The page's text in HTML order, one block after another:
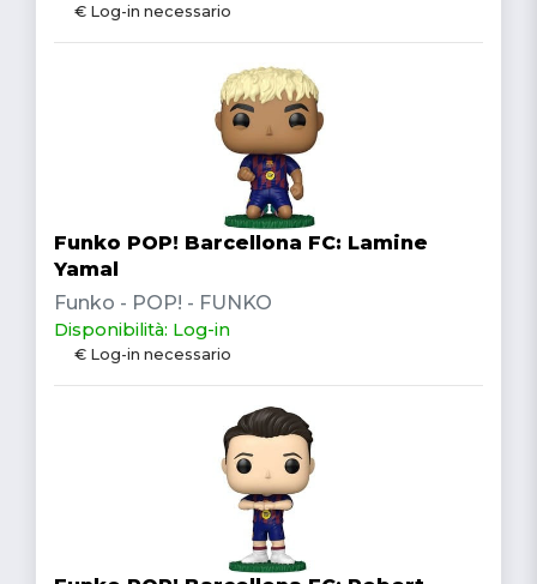
€ Log-in necessario
Funko POP! Barcellona FC: Lamine
Yamal
Funko - POP! - FUNKO
Disponibilità: Log-in
€ Log-in necessario